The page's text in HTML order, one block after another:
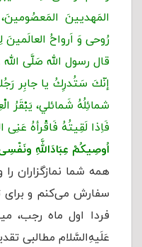
المَهدیینَ
رُوحی وَ اَرواحُ العالَمینَ
قال رسول الله صَلَّى
إنّكَ سَتُدرِكُ یا جابِر
شمائِلُهُ شَمائلي، یَبْقَرُ
فَاِذا لَقِیتُهُ فَاقْرأهُ عَنِی
اُوصِیكُمْ عِبَادَاللَّهِ
همه شما نمازگزاران
سفارش می‌کنم و برای
فردا اول ماه رجب،
عَلَیهِ‌السَّلام مطالبی